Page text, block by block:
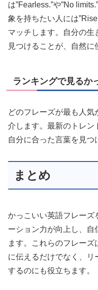
は”Fearless.”や”No
象を持ちたい人には
マッチします。自分の生
見つけることが、自然に
ランキングで見るか
どのフレーズが最も人
介します。最新のトレン
自分に合った言葉を見つ
まとめ
かっこいい英語フレーズ
ーション力が向上し、自
ます。これらのフレー
に伝えるだけでなく、リ
するのにも役立ちます。